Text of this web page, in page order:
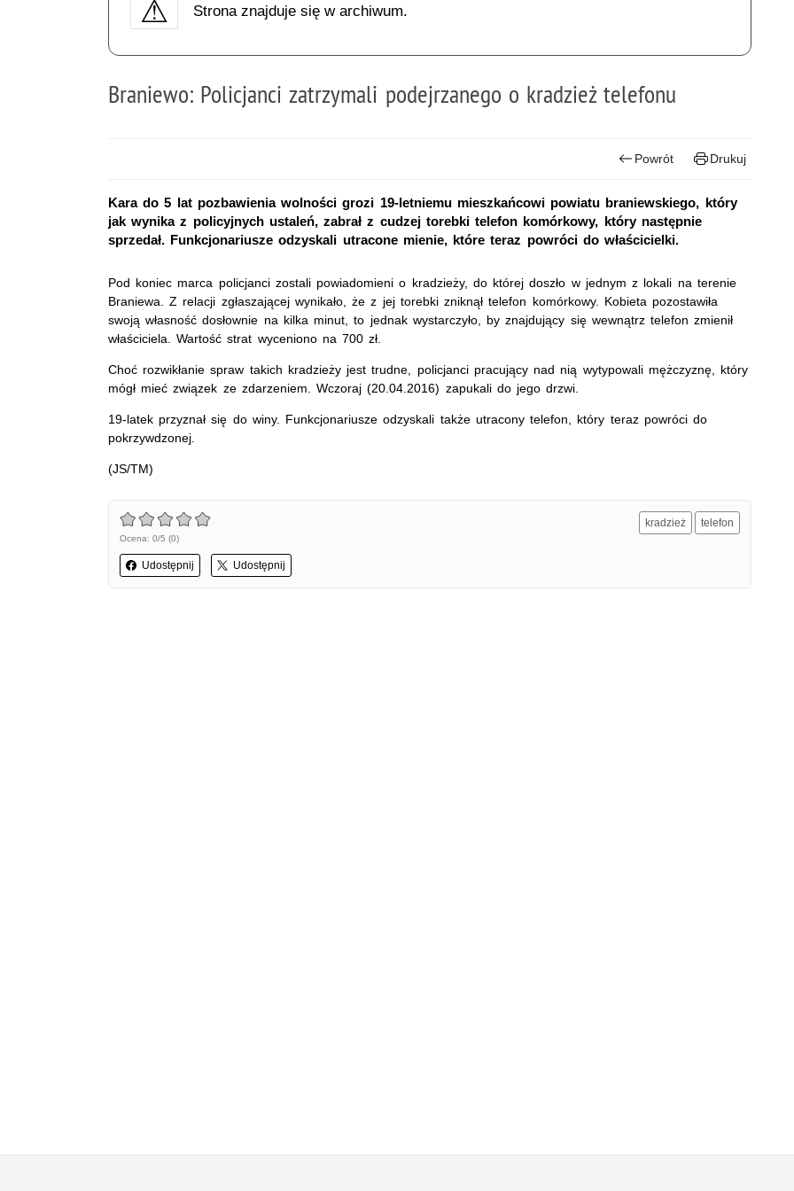
Strona znajduje się w archiwum.
Braniewo: Policjanci zatrzymali podejrzanego o kradzież telefonu
Powrót Drukuj
Kara do 5 lat pozbawienia wolności grozi 19-letniemu mieszkańcowi powiatu braniewskiego, który
jak wynika z policyjnych ustaleń, zabrał z cudzej torebki telefon komórkowy, który następnie
sprzedał. Funkcjonariusze odzyskali utracone mienie, które teraz powróci do właścicielki.
Pod koniec marca policjanci zostali powiadomieni o kradzieży, do której doszło w jednym z lokali na terenie
Braniewa. Z relacji zgłaszającej wynikało, że z jej torebki zniknął telefon komórkowy. Kobieta pozostawiła
swoją własność dosłownie na kilka minut, to jednak wystarczyło, by znajdujący się wewnątrz telefon zmienił
właściciela. Wartość strat wyceniono na 700 zł.
Choć rozwikłanie spraw takich kradzieży jest trudne, policjanci pracujący nad nią wytypowali mężczyznę, który
mógł mieć związek ze zdarzeniem. Wczoraj (20.04.2016) zapukali do jego drzwi.
19-latek przyznał się do winy. Funkcjonariusze odzyskali także utracony telefon, który teraz powróci do
pokrzywdzonej.
(JS/TM)
Ocena: 0/5 (0)
Udostępnij Udostępnij
kradzież telefon